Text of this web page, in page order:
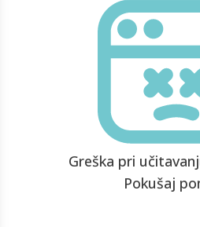
Greška pri
Pokušaj